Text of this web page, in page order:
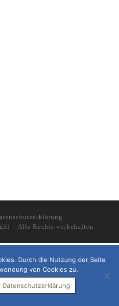
– Alle Rechte vorbehalten
Durch die Nutzung der Seite
von Cookies zu.
Datenschutzerklärung